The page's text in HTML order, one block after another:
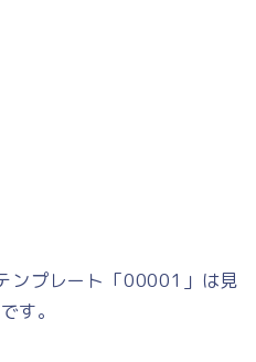
ンプレート「00001」は見
す。